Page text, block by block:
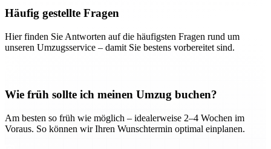
Häufig gestellte Fragen
Hier finden Sie Antworten auf die häufigsten Fragen rund um
unseren Umzugsservice – damit Sie bestens vorbereitet sind.
Wie früh sollte ich meinen Umzug buchen?
Am besten so früh wie möglich – idealerweise 2–4 Wochen im
Voraus. So können wir Ihren Wunschtermin optimal einplanen.